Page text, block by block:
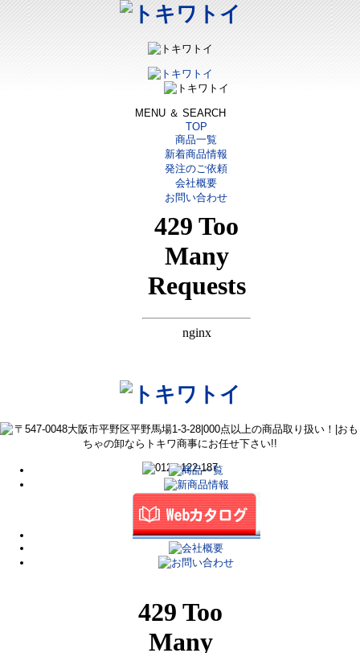
MENU ＆ SEARCH
TOP
商品一覧
新着商品情報
発注のご依頼
会社概要
お問い合わせ